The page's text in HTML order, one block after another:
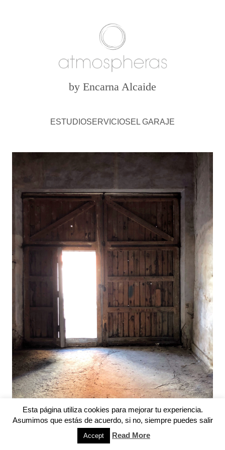
by Encarna Alcaide
ESTUDIOSERVICIOSEL GARAJE
Esta página utiliza cookies para mejorar tu experiencia.
Asumimos que estás de acuerdo, si no, siempre puedes salir
Accept Read More